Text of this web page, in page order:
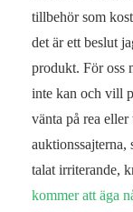
tillbehör som
det är ett beslut
produkt. För oss
inte kan och vill
vänta på rea
auktionssajterna,
talat irriterande,
kommer att äga